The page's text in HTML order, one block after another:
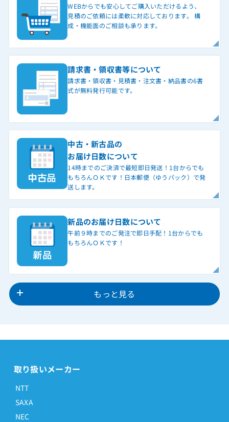
WEBからでも安心してご購入いただけるよう、
見積のご依頼には柔軟に対応しております。 構
成・機能面のご相談も承ります。
請求書・領収書等について
請求書・領収書・見積書・注文書・納品書の6書
式が無料発行可能です。
中古・新古品の
お届け日数について
14時までのご決済で最短即日発送！1台からでも
もちろんＯＫです！日本郵便（ゆうパック）で発
送します。
新品のお届け日数について
午前９時までのご発注で即日手配！1台からでも
もちろんＯＫです！
もっと見る
取り扱いメーカー
NTT
SAXA
NEC